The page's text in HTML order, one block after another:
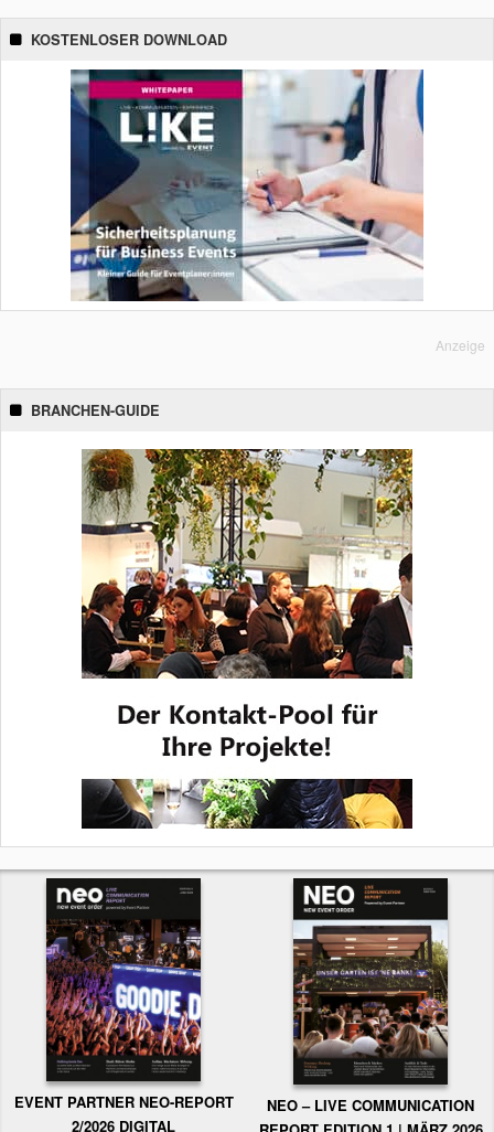
KOSTENLOSER DOWNLOAD
Anzeige
BRANCHEN-GUIDE
EVENT PARTNER NEO-REPORT
2/2026 DIGITAL
NEO – LIVE COMMUNICATION